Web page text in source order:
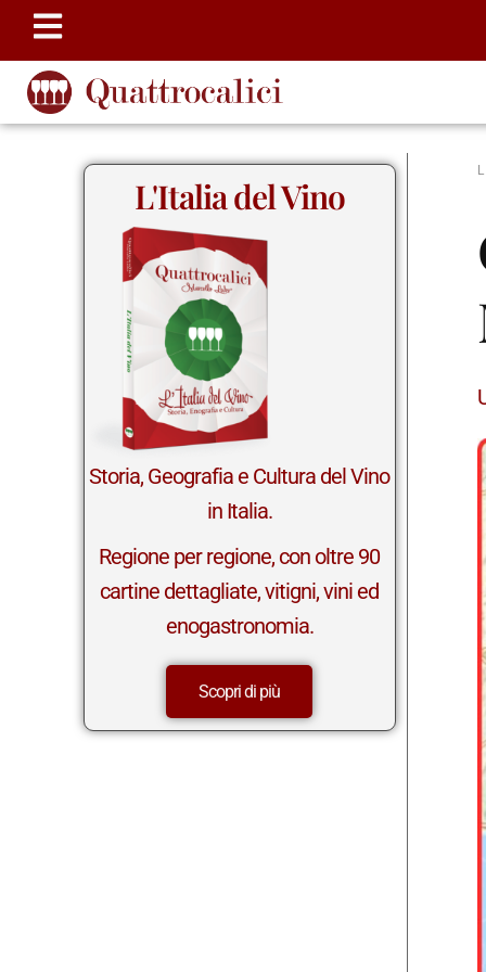
L'Italia del Vino
Storia, Geografia e Cultura del Vino
in Italia.
Regione per regione, con oltre 90
cartine dettagliate, vitigni, vini ed
enogastronomia.
Scopri di più